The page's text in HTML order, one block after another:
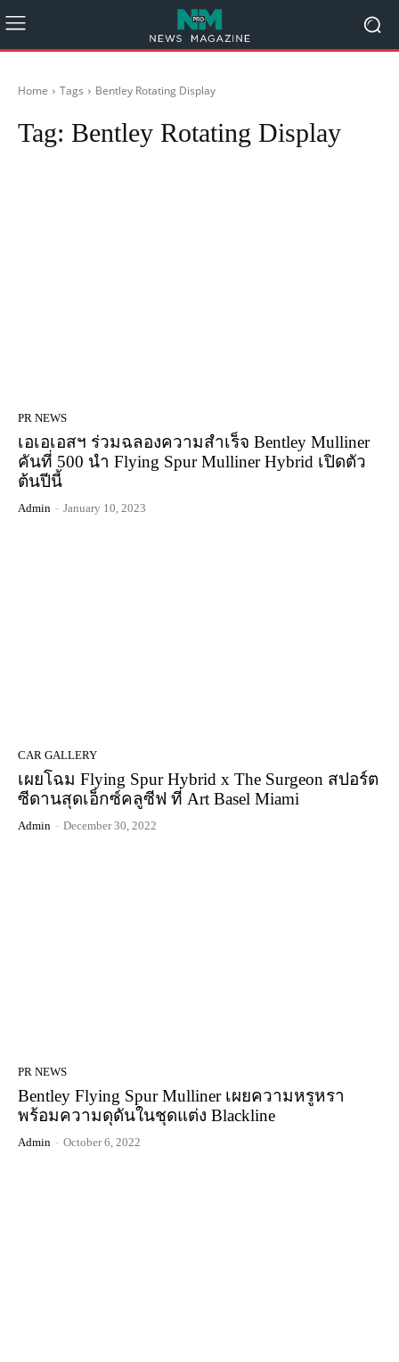
Home Tags Bentley Rotating Display
Tag: Bentley Rotating Display
PR NEWS
เอเอเอสฯ ร่วมฉลองความสำเร็จ Bentley Mulliner
คันที่ 500 นำ Flying Spur Mulliner Hybrid เปิดตัว
ต้นปีนี้
Admin - January 10, 2023
CAR GALLERY
เผยโฉม Flying Spur Hybrid x The Surgeon สปอร์ต
ซีดานสุดเอ็กซ์คลูซีฟ ที่ Art Basel Miami
Admin - December 30, 2022
PR NEWS
Bentley Flying Spur Mulliner เผยความหรูหรา
พร้อมความดุดันในชุดแต่ง Blackline
Admin - October 6, 2022